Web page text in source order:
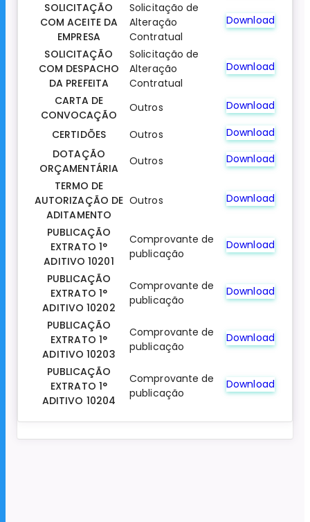
SOLICITAÇÃO
COM ACEITE DA
EMPRESA
Solicitação de
Alteração
Contratual
Download
SOLICITAÇÃO
COM DESPACHO
DA PREFEITA
Solicitação de
Alteração
Contratual
Download
CARTA DE
CONVOCAÇÃO
Outros Download
CERTIDÕES Outros
Download
DOTAÇÃO
ORÇAMENTÁRIA
Outros
Download
TERMO DE
AUTORIZAÇÃO DE
ADITAMENTO
Outros Download
PUBLICAÇÃO
EXTRATO 1°
ADITIVO 10201
Comprovante de
publicação
Download
PUBLICAÇÃO
EXTRATO 1°
ADITIVO 10202
Comprovante de
publicação
Download
PUBLICAÇÃO
EXTRATO 1°
ADITIVO 10203
Comprovante de
publicação
Download
PUBLICAÇÃO
EXTRATO 1°
ADITIVO 10204
Comprovante de
publicação
Download